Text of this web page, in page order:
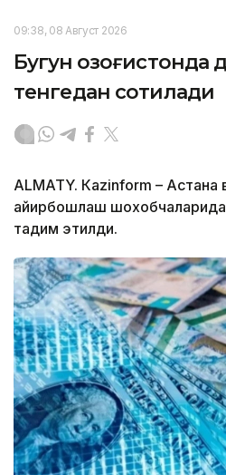
09:38, 08 Август 2026
Бугун Қозоғистонда
тенгедан сотилади
ALMATY. Кazinform – Астана
айирбошлаш
тақдим этилди.